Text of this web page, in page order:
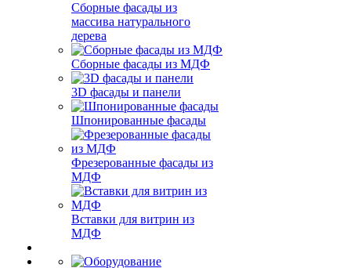
Сборные фасады из
массива натурального
дерева
Сборные фасады из МДФ
3D фасады и панели
Шпонированные фасады
Фрезерованные фасады из
МДФ
Вставки для витрин из
МДФ